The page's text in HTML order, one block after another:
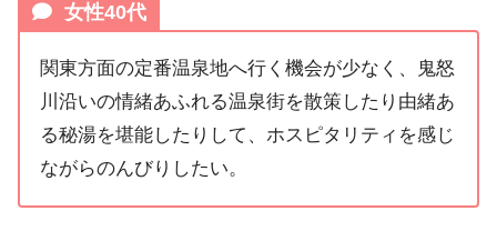
女性40代
関東方面の定番温泉地へ行く機会が少なく、鬼怒
川沿いの情緒あふれる温泉街を散策したり由緒あ
る秘湯を堪能したりして、ホスピタリティを感じ
ながらのんびりしたい。